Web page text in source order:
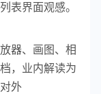
表界面观感。
器、画图、相
，业内解读为
外